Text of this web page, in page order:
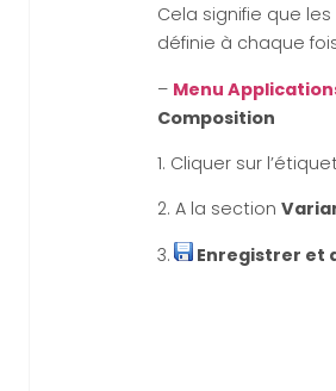
Cela signifie que
définie à chaque
– Menu
Composition
1. Cliquer sur
2. A la section
3.
Enregistrer et